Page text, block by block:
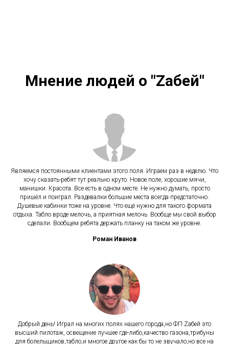
Мнение людей о "Zабей"
Являемся постоянными клиентами этого поля. Играем раз в неделю. Что
хочу сказать-ребят тут реально круто. Новое поле, хорошие мячи,
манишки. Красота. Все есть в одном месте. Не нужно думать, просто
пришёл и поиграл. Раздевалки большие места всегда предстаточно.
Душевые кабинки тоже на уровне. Что ещё нужно для такого формата
отдыха. Табло вроде мелочь, а приятная мелочь. Вообще мы свой выбор
сделали. Вообщем ребята держать планку на таком же уровне.
Роман Иванов
Добрый день! Играл на многих полях нашего города,но ФП Zабей это
высший пилотаж, освещение лучшее где-либо,качество газона,трибуны
для болельщиков,табло,и многое другое как бы то не звучало,но все на